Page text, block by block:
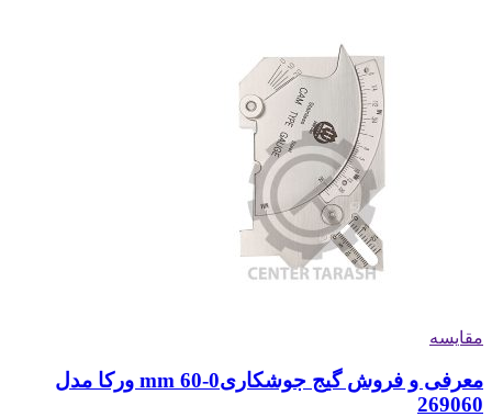
مقایسه
معرفی و فروش گیج جوشکاری0-60 mm ورکا مدل
269060